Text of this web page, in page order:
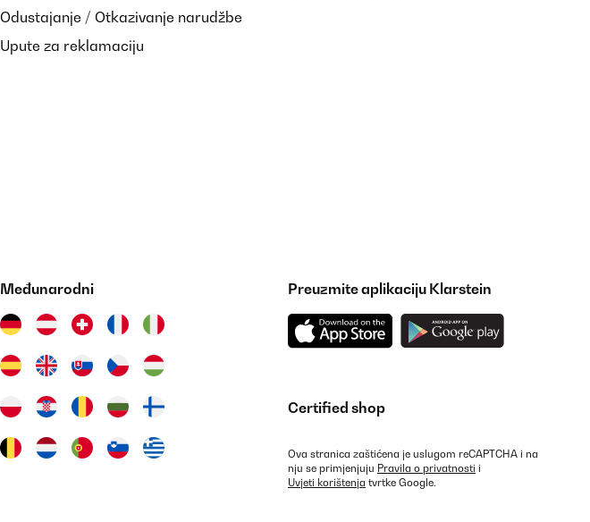
Odustajanje / Otkazivanje narudžbe
Upute za reklamaciju
Međunarodni Preuzmite aplikaciju Klarstein
Certified shop
Ova stranica zaštićena je uslugom reCAPTCHA i na
nju se primjenjuju Pravila o privatnosti i
Uvjeti korištenja tvrtke Google.